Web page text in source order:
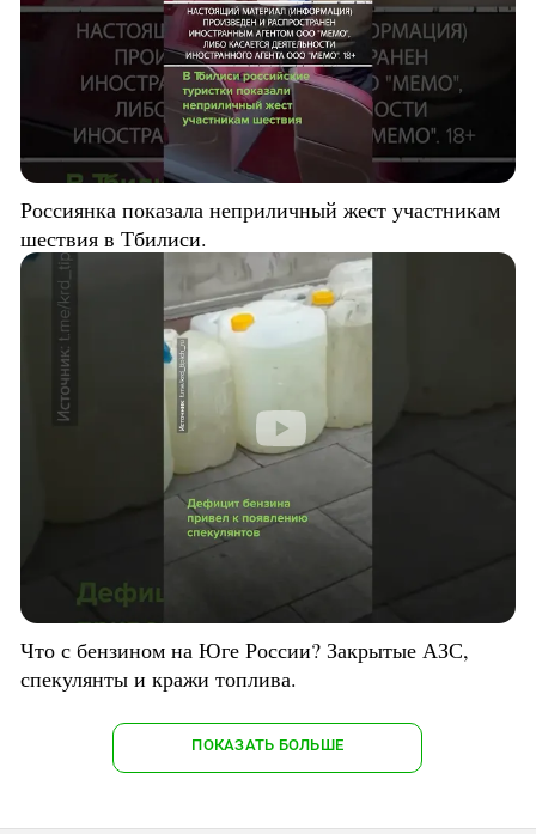
Россиянка показала неприличный жест участникам
шествия в Тбилиси.
Что с бензином на Юге России? Закрытые АЗС,
спекулянты и кражи топлива.
ПОКАЗАТЬ БОЛЬШЕ